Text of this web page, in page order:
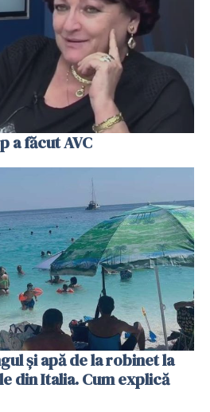
a făcut AVC
și apă de la robinet la
din Italia. Cum explică